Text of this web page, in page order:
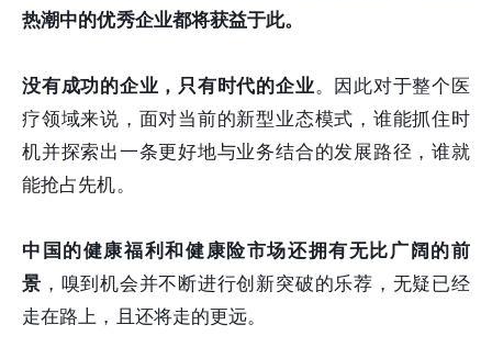
热潮中的优秀企业都将获益于此。
没有成功的企业，只有时代的企业。因此对于整个医
疗领域来说，面对当前的新型业态模式，谁能抓住时
机并探索出一条更好地与业务结合的发展路径，谁就
能抢占先机。
中国的健康福利和健康险市场还拥有无比广阔的前
景 ，嗅到机会并不断进行创新突破的乐荐，无疑已经
走在路上，且还将走的更远。